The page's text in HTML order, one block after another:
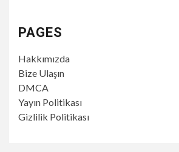
PAGES
Hakkımızda
Bize Ulaşın
DMCA
Yayın Politikası
Gizlilik Politikası